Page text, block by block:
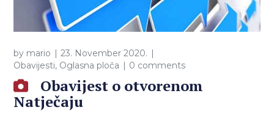
by mario
23. November 2020.
Obavijesti, Oglasna ploča 0 comments
Obavijest o otvorenom
Natječaju